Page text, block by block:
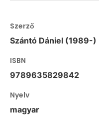
Szerző
Szántó Dániel (1989-)
ISBN
9789635829842
Nyelv
magyar